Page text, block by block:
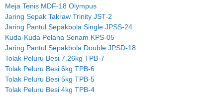
Meja Tenis MDF-18 Olympus
Jaring Sepak Takraw Trinity JST-2
Jaring Pantul Sepakbola Single JPSS-24
Kuda-Kuda Pelana Senam KPS-05
Jaring Pantul Sepakbola Double JPSD-18
Tolak Peluru Besi 7.26kg TPB-7
Tolak Peluru Besi 6kg TPB-6
Tolak Peluru Besi 5kg TPB-5
Tolak Peluru Besi 4kg TPB-4